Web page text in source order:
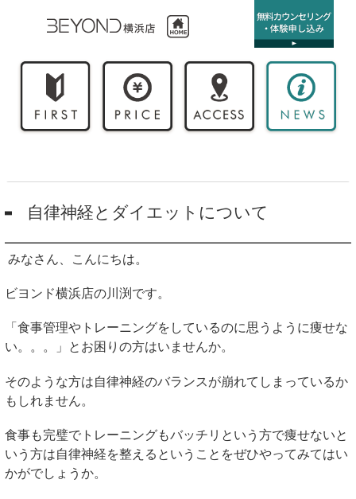
自律神経とダイエットについて
みなさん、こんにちは。
ビヨンド横浜店の川渕です。
「食事管理やトレーニングをしているのに思うように痩せな
い。。。」とお困りの方はいませんか。
そのような方は自律神経のバランスが崩れてしまっているか
もしれません。
食事も完璧でトレーニングもバッチリという方で痩せないと
いう方は自律神経を整えるということをぜひやってみてはい
かがでしょうか。